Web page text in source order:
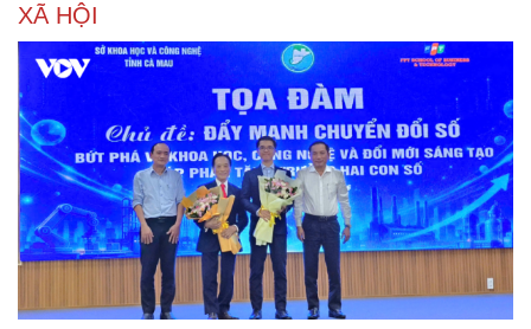
XÃ HỘI